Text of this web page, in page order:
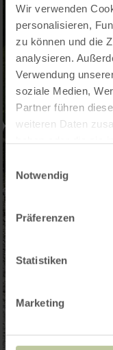
Wir verwenden
personalisieren,
zu können und die
analysieren.
Verwendung
soziale Medien,
Partner führen
weiteren Daten
Notwendig
Präferenzen
Statistiken
Marketing